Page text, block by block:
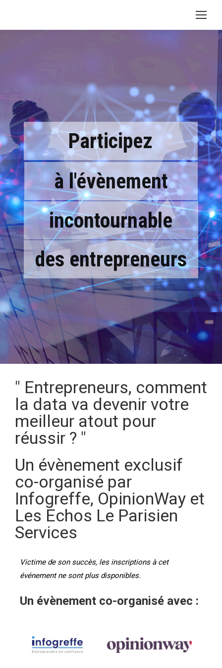
incontournable
à l'évènement
des entrepreneurs
Participez
" Entrepreneurs, comment
la data va devenir votre
meilleur atout pour
réussir ? "
Un évènement exclusif
co-organisé par
Infogreffe, OpinionWay et
Les Echos Le Parisien
Services
Victime de son succès, les inscriptions à cet
événement ne sont plus disponibles.
Un évènement co-organisé avec :